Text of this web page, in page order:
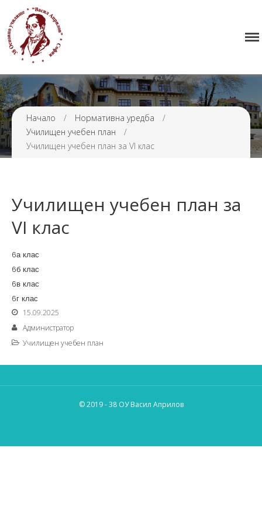
Нормативна уредба
Прием
Проекти и дейности
Галерия
Начало / Нормативна уредба
/
Училищен учебен план
/
Училищен учебен план за VI клас
Училищен учебен план за
VI клас
6а клас
6б клас
6в клас
6г клас
15.09.2025
Администратор
Училищен учебен план
© 2019 - 38 ОУ Васил Априлов